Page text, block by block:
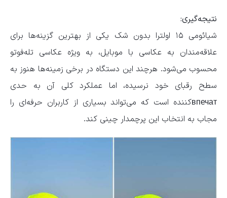
نتیجه‌گیری:
شیائومی ۱۵ اولترا بدون شک یکی از بهترین گزینه‌ها برای
علاقه‌مندان به عکاسی با موبایل، به ویژه عکاسی تله‌فوتو
محسوب می‌شود. هرچند این دستگاه در برخی زمینه‌ها هنوز به
سطح رقبای خود نرسیده، اما عملکرد کلی آن به حدی
впечат‌کننده است که می‌تواند بسیاری از کاربران حرفه‌ای را
مجاب به انتخاب این پرچمدار چینی کند.